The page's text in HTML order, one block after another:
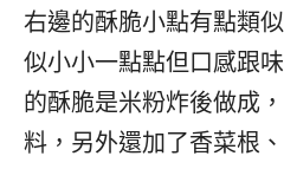
右邊的酥脆小點有點類
似小小一點點但口感跟
的酥脆是米粉炸後做成
料，另外還加了香菜根